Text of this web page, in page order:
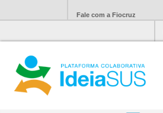
Fale com a Fiocruz